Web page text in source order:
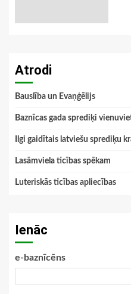
Atrodi
Bauslība un Evaņģēlijs
Baznīcas gada sprediķi
Ilgi gaidītais latviešu sprediķu
Lasāmviela ticības spēkam
Luteriskās ticības apliecības
Ienāc
e-baznīcēns